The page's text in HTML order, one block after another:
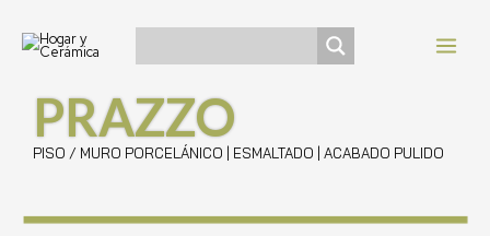
contenido
PRAZZO
PISO / MURO PORCELÁNICO | ESMALTADO | ACABADO PULIDO
de
entradas